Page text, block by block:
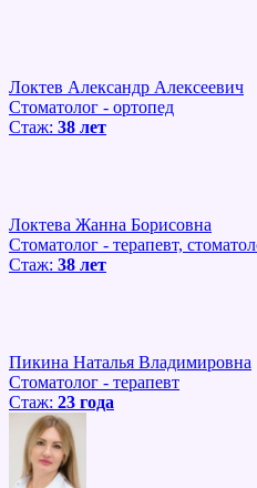
Локтев Александр Алексеевич
Стоматолог - ортопед
Стаж: 38 лет
Локтева Жанна Борисовна
Стоматолог - терапевт,
Стаж: 38 лет
Пикина Наталья Владимировна
Стоматолог - терапевт
Стаж: 23 года